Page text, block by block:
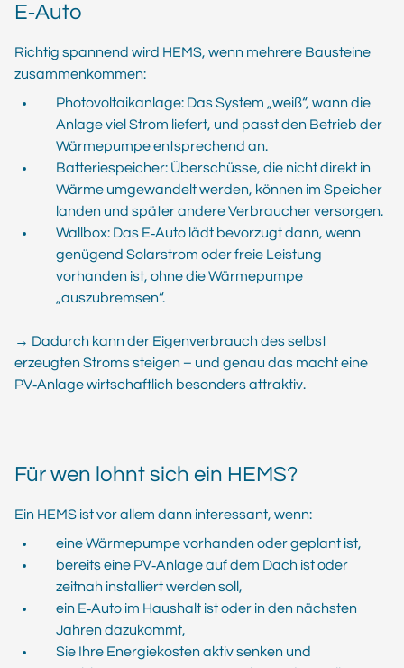
E‑Auto
Richtig spannend wird HEMS, wenn mehrere Bausteine
zusammenkommen:
Photovoltaikanlage: Das System „weiß“, wann die
Anlage viel Strom liefert, und passt den Betrieb der
Wärmepumpe entsprechend an.
Batteriespeicher: Überschüsse, die nicht direkt in
Wärme umgewandelt werden, können im Speicher
landen und später andere Verbraucher versorgen.
Wallbox: Das E‑Auto lädt bevorzugt dann, wenn
genügend Solarstrom oder freie Leistung
vorhanden ist, ohne die Wärmepumpe
„auszubremsen“.
→ Dadurch kann der Eigenverbrauch des selbst
erzeugten Stroms steigen – und genau das macht eine
PV‑Anlage wirtschaftlich besonders attraktiv.
Für wen lohnt sich ein HEMS?
Ein HEMS ist vor allem dann interessant, wenn:
eine Wärmepumpe vorhanden oder geplant ist,
bereits eine PV‑Anlage auf dem Dach ist oder
zeitnah installiert werden soll,
ein E‑Auto im Haushalt ist oder in den nächsten
Jahren dazukommt,
Sie Ihre Energiekosten aktiv senken und